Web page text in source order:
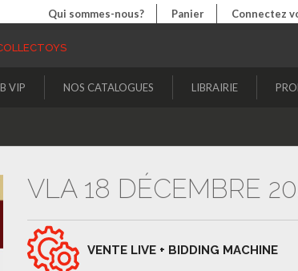
Qui sommes-nous? Panier Connectez
VIP NOS CATALOGUES LIBRAIRIE
VLA 18 DÉCEMBRE
VENTE LIVE + BIDDING MACHINE